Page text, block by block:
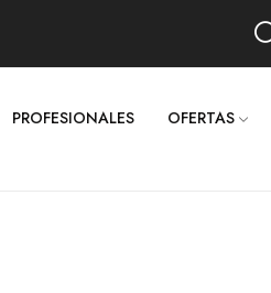
PROFESIONALES OFERTAS